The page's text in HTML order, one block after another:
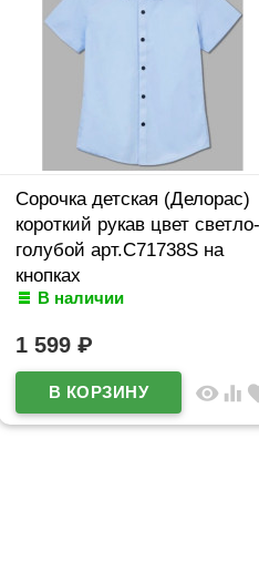
Сорочка детская (Делорас)
короткий рукав цвет светло-
голубой арт.C71738S на
кнопках
В наличии
1 599 ₽
visibility equalizer